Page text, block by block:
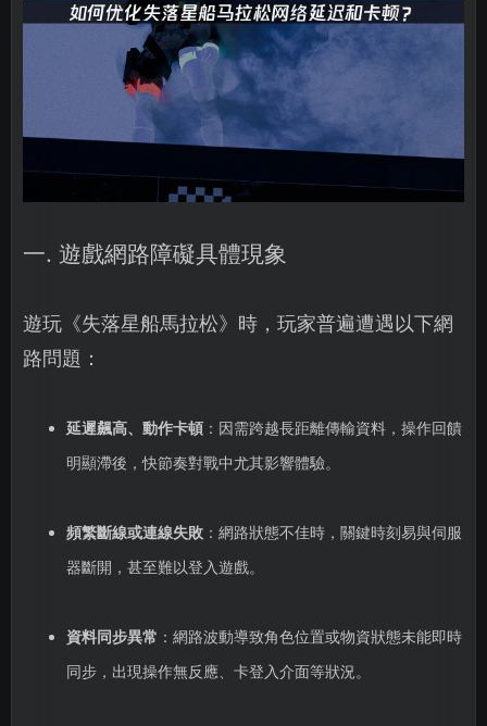
一. 遊戲網路障礙具體現象
遊玩《失落星船馬拉松》時，玩家普遍遭遇以下網
路問題：
延遲飆高、動作卡頓：因需跨越長距離傳輸資料，操作回饋
明顯滯後，快節奏對戰中尤其影響體驗。
頻繁斷線或連線失敗：網路狀態不佳時，關鍵時刻易與伺服
器斷開，甚至難以登入遊戲。
資料同步異常 ：網路波動導致角色位置或物資狀態未能即時
同步，出現操作無反應、卡登入介面等狀況。